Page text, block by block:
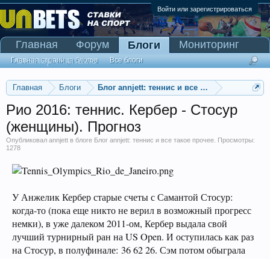
Войти или зарегистрироваться
Главная Блоги Блог annjett: теннис и все такое прочее
Рио 2016: теннис. Кербер - Стосур
(женщины). Прогноз
Опубликовал annjett в блоге Блог annjett: теннис и все такое прочее . Просмотры:
1278
У Анжелик Кербер старые счеты с Самантой Стосур:
когда-то (пока еще никто не верил в возможный прогресс
немки), в уже далеком 2011-ом, Кербер выдала свой
лучший турнирный ран на US Open. И оступилась как раз
на Стосур, в полуфинале: 36 62 26. Сэм потом обыграла
Главная Форум Блоги
Главная страница блогов Все блоги
Мониторинг
Сканер Pinnacle